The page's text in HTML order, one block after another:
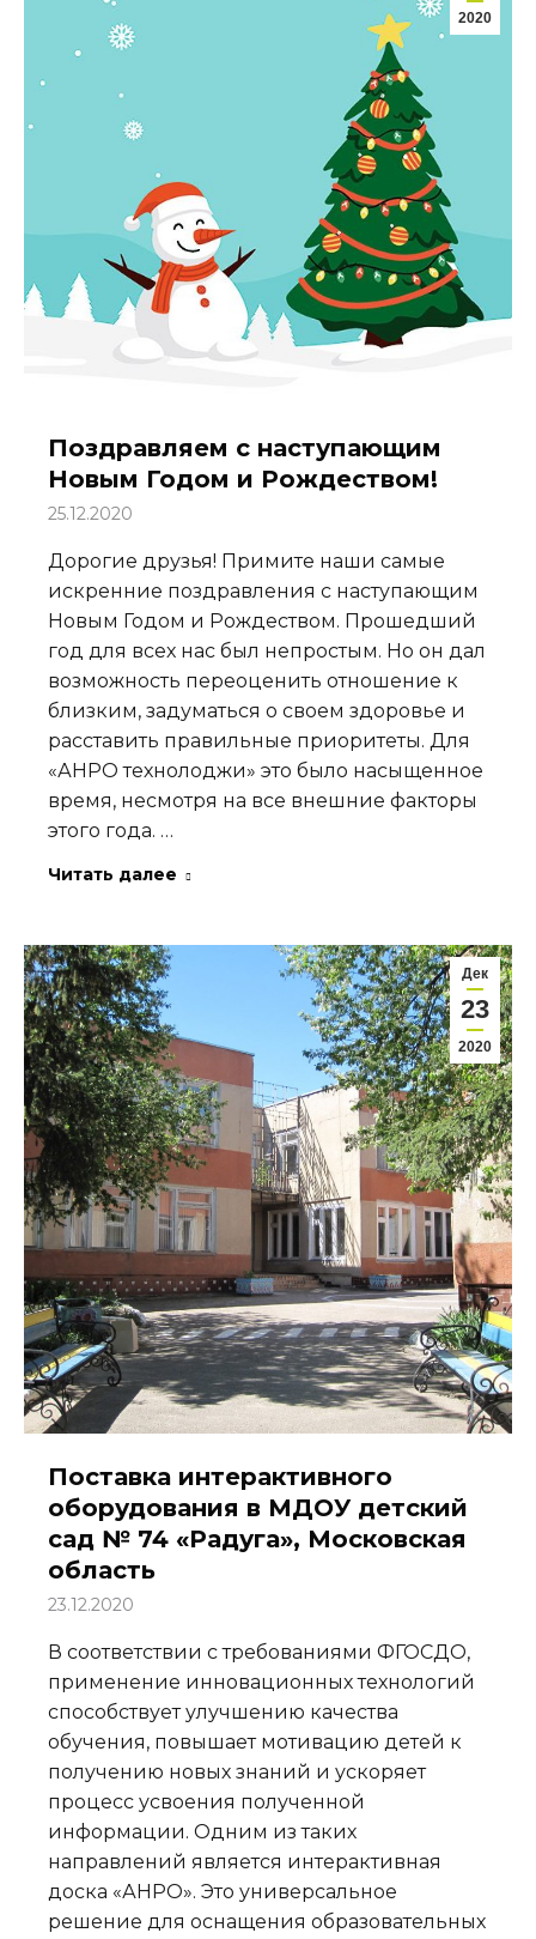
2020
Поздравляем с наступающим
Новым Годом и Рождеством!
25.12.2020
Дорогие друзья! Примите наши самые
искренние поздравления с наступающим
Новым Годом и Рождеством. Прошедший
год для всех нас был непростым. Но он дал
возможность переоценить отношение к
близким, задуматься о своем здоровье и
расставить правильные приоритеты. Для
«АНРО технолоджи» это было насыщенное
время, несмотря на все внешние факторы
этого года. …
Читать далее
Дек
23
2020
Поставка интерактивного
оборудования в МДОУ детский
сад № 74 «Радуга», Московская
область
23.12.2020
В соответствии с требованиями ФГОСДО,
применение инновационных технологий
способствует улучшению качества
обучения, повышает мотивацию детей к
получению новых знаний и ускоряет
процесс усвоения полученной
информации. Одним из таких
направлений является интерактивная
доска «АНРО». Это универсальное
решение для оснащения образовательных